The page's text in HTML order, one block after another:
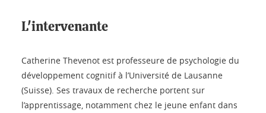
L'intervenante
Catherine Thevenot est professeure de psychologie du
développement cognitif à l’Université de Lausanne
(Suisse). Ses travaux de recherche portent sur
l’apprentissage, notamment chez le jeune enfant dans